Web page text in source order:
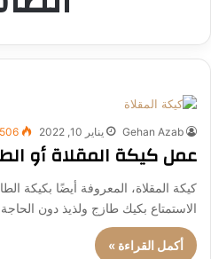
Gehan Azab يناير 10, 2022 506
عمل كيكة المقلاة أو
كيكة المقلاة، المعروفة أيضًا بكيكة
الاستمتاع بكيك طازج ولذيذ دون
أكمل القراءة »